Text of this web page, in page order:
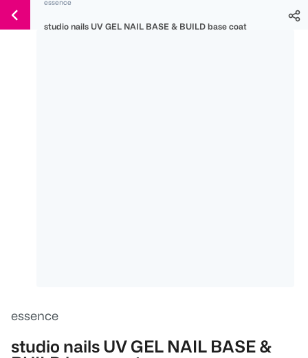
150 Ös
300 Ös
500 Ös
Weiter
zum
essence
studio nails UV GEL NAIL BASE & BUILD base coat
essence
studio nails UV GEL NAIL BASE &